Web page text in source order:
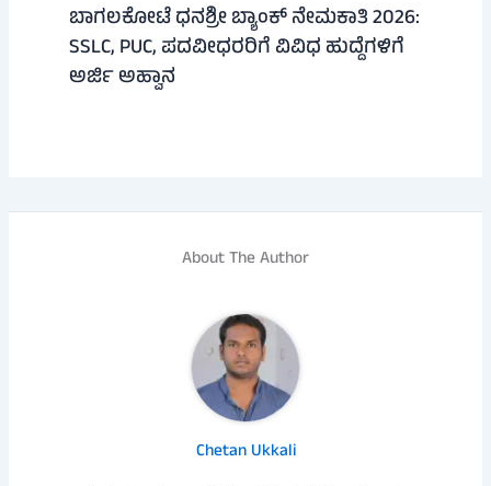
ಬಾಗಲಕೋಟೆ ಧನಶ್ರೀ ಬ್ಯಾಂಕ್ ನೇಮಕಾತಿ 2026:
SSLC, PUC, ಪದವೀಧರರಿಗೆ ವಿವಿಧ ಹುದ್ದೆಗಳಿಗೆ
ಅರ್ಜಿ ಅಹ್ವಾನ
About The Author
Chetan Ukkali